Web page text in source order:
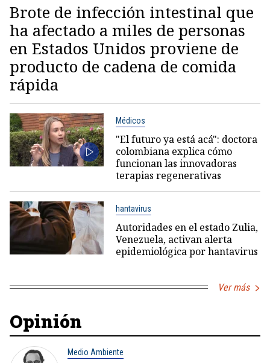
Brote de infección intestinal que
ha afectado a miles de personas
en Estados Unidos proviene de
producto de cadena de comida
rápida
Médicos
"El futuro ya está acá": doctora
colombiana explica cómo
funcionan las innovadoras
terapias regenerativas
hantavirus
Autoridades en el estado Zulia,
Venezuela, activan alerta
epidemiológica por hantavirus
Ver más
Opinión
Medio Ambiente